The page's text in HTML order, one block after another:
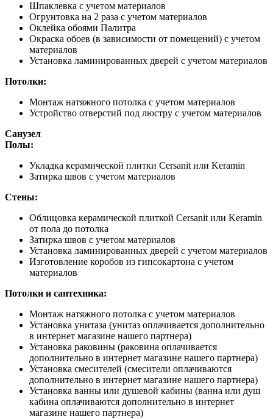
Шпаклевка с учетом материалов
Огрунтовка на 2 раза с учетом материалов
Оклейка обоями Палитра
Окраска обоев (в зависимости от помещений) с учетом
материалов
Установка ламинированных дверей с учетом материалов
Потолки:
Монтаж натяжного потолка с учетом материалов
Устройство отверстий под люстру с учетом материалов
Санузел
Полы:
Укладка керамической плитки Cersanit или Keramin
Затирка швов с учетом материалов
Стены:
Облицовка керамической плиткой Cersanit или Keramin
от пола до потолка
Затирка швов с учетом материалов
Установка ламинированных дверей с учетом материалов
Изготовление коробов из гипсокартона с учетом
материалов
Потолки и сантехника:
Монтаж натяжного потолка с учетом материалов
Установка унитаза (унитаз оплачивается дополнительно
в интернет магазине нашего партнера)
Установка раковины (раковина оплачивается
дополнительно в интернет магазине нашего партнера)
Установка смесителей (смесители оплачиваются
дополнительно в интернет магазине нашего партнера)
Установка ванны или душевой кабины (ванна или душ
кабина оплачиваются дополнительно в интернет
магазине нашего партнера)